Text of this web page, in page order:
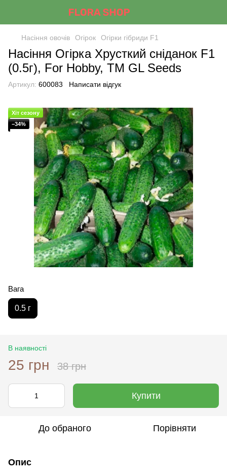
Насіння овочів Огірок Огірки гібриди F1
Насіння Огiрка Хрусткий снiданок F1
(0.5г), For Hobby, TM GL Seeds
Артикул: 600083 Написати відгук
Хіт сезону
−34%
Вага
0.5 г
В наявності
25 грн 38 грн
Купити
До обраного Порівняти
Опис